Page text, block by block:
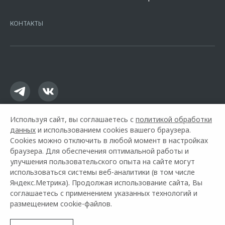
16.01.2015. Предложение ограничено и не является публичной
КОНТАКТЫ
Горячая линия OMODA: +7 (3902) 21-77-17
© 2026 Медведь Абакан
Используя сайт, вы соглашаетесь с политикой обработки
данных и использованием cookies вашего браузера.
Cookies можно отключить в любой момент в настройках
браузера. Для обеспечения оптимальной работы и
улучшения пользовательского опыта на сайте могут
использоваться системы веб-аналитики (в том числе
Яндекс.Метрика). Продолжая использование сайта, Вы
соглашаетесь с применением указанных технологий и
размещением cookie-файлов.